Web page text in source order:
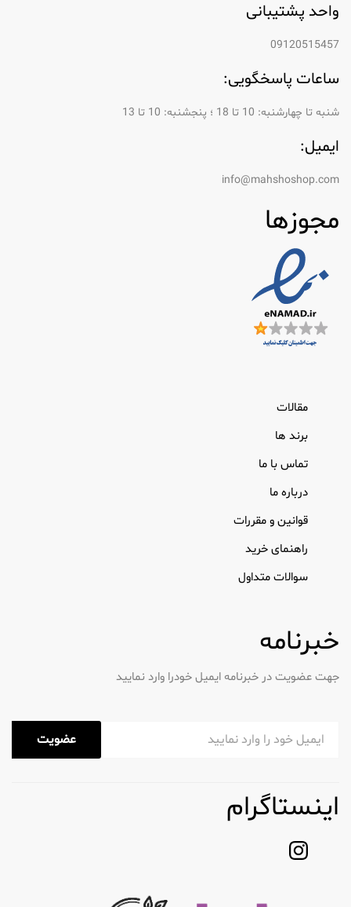
واحد پشتیبانی
09120515457
ساعات پاسخگویی:
شنبه تا چهارشنبه: 10 تا 18 ؛ پنجشنبه: 10 تا 13
ایمیل:
info@mahshoshop.com
مجوزها
مقالات
برند ها
تماس با ما
درباره ما
قوانین و مقررات
راهنمای خرید
سوالات متداول
خبرنامه
جهت عضویت در خبرنامه ایمیل خودرا وارد نمایید
عضویت
اینستاگرام